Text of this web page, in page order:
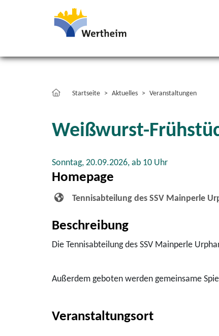
Startseite Aktuelles Veranstaltungen
Weißwurst-
Sonntag, 20.09.2026, ab 10 Uhr
Homepage
Tennisabteilung des SSV Mainperle
Beschreibung
Die Tennisabteilung des SSV Mainperle
Außerdem geboten werden gemeinsame
Veranstaltungsort